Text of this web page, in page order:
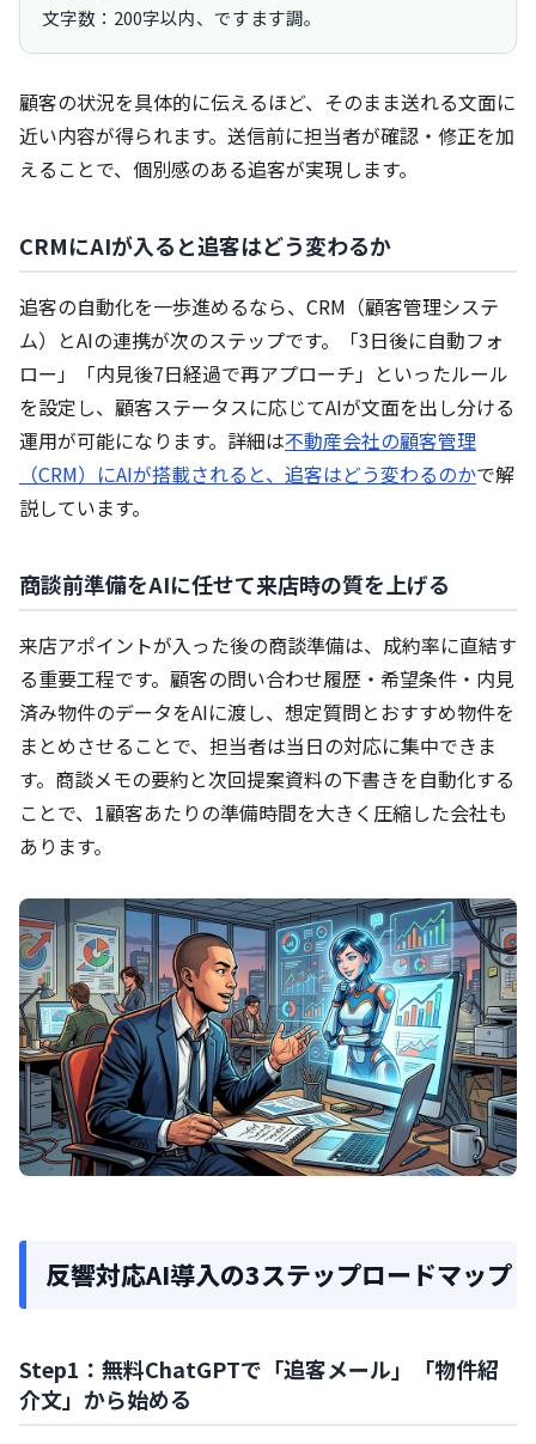
文字数：200字以内、ですます調。
顧客の状況を具体的に伝えるほど、そのまま送れる文面に
近い内容が得られます。送信前に担当者が確認・修正を加
えることで、個別感のある追客が実現します。
CRMにAIが入ると追客はどう変わるか
追客の自動化を一歩進めるなら、CRM（顧客管理システ
ム）とAIの連携が次のステップです。「3日後に自動フォ
ロー」「内見後7日経過で再アプローチ」といったルール
を設定し、顧客ステータスに応じてAIが文面を出し分ける
運用が可能になります。詳細は不動産会社の顧客管理
（CRM）にAIが搭載されると、追客はどう変わるのかで解
説しています。
商談前準備をAIに任せて来店時の質を上げる
来店アポイントが入った後の商談準備は、成約率に直結す
る重要工程です。顧客の問い合わせ履歴・希望条件・内見
済み物件のデータをAIに渡し、想定質問とおすすめ物件を
まとめさせることで、担当者は当日の対応に集中できま
す。商談メモの要約と次回提案資料の下書きを自動化する
ことで、1顧客あたりの準備時間を大きく圧縮した会社も
あります。
反響対応AI導入の3ステップロードマップ
Step1：無料ChatGPTで「追客メール」「物件紹
介文」から始める